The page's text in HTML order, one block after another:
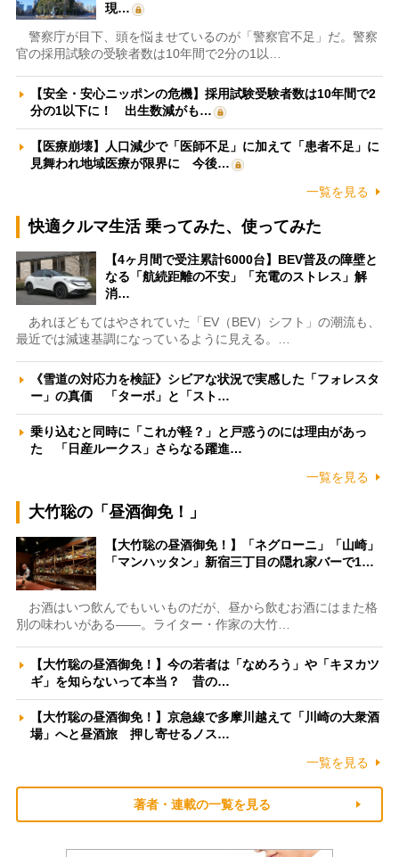
現…
警察庁が目下、頭を悩ませているのが「警察官不足」だ。警察
官の採用試験の受験者数は10年間で2分の1以…
【安全・安心ニッポンの危機】採用試験受験者数は10年間で2
分の1以下に！ 出生数減がも…
【医療崩壊】人口減少で「医師不足」に加えて「患者不足」に
見舞われ地域医療が限界に 今後…
一覧を見る
快適クルマ生活 乗ってみた、使ってみた
【4ヶ月間で受注累計6000台】BEV普及の障壁と
なる「航続距離の不安」「充電のストレス」解
消…
あれほどもてはやされていた「EV（BEV）シフト」の潮流も、
最近では減速基調になっているように見える。…
《雪道の対応力を検証》シビアな状況で実感した「フォレスタ
ー」の真価 「ターボ」と「スト…
乗り込むと同時に「これが軽？」と戸惑うのには理由があっ
た 「日産ルークス」さらなる躍進…
一覧を見る
大竹聡の「昼酒御免！」
【大竹聡の昼酒御免！】「ネグローニ」「山崎」
「マンハッタン」新宿三丁目の隠れ家バーで1…
お酒はいつ飲んでもいいものだが、昼から飲むお酒にはまた格
別の味わいがある――。ライター・作家の大竹…
【大竹聡の昼酒御免！】今の若者は「なめろう」や「キヌカツ
ギ」を知らないって本当？ 昔の…
【大竹聡の昼酒御免！】京急線で多摩川越えて「川崎の大衆酒
場」へと昼酒旅 押し寄せるノス…
一覧を見る
著者・連載の一覧を見る